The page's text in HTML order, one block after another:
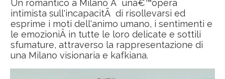
Un romantico a Milano Ã¨ unâ€™opera
intimista sull'incapacitÃ di risollevarsi ed
esprime i moti dell'animo umano, i sentimenti e
le emozioniÂ in tutte le loro delicate e sottili
sfumature, attraverso la rappresentazione di
una Milano visionaria e kafkiana.